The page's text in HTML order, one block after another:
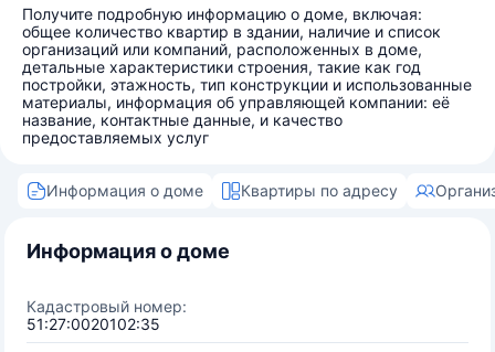
Получите подробную информацию о доме, включая:
общее количество квартир в здании, наличие и список
организаций или компаний, расположенных в доме,
детальные характеристики строения, такие как год
постройки, этажность, тип конструкции и использованные
материалы, информация об управляющей компании: её
название, контактные данные, и качество
предоставляемых услуг
Информация о доме Квартиры по адресу
Информация о доме
Кадастровый номер:
51:27:0020102:35